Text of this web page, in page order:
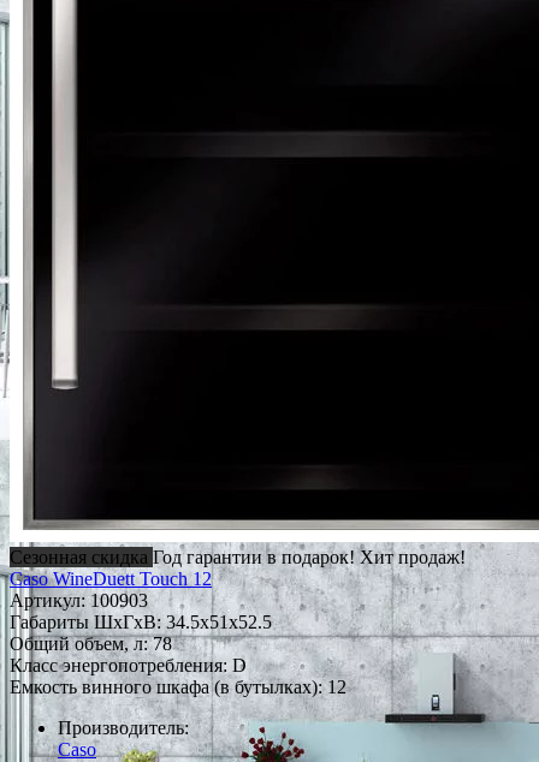
Сезонная скидка Год гарантии в подарок! Хит продаж!
Caso WineDuett Touch 12
Артикул:100903
Габариты ШxГxВ: 34.5x51x52.5
Общий объем, л: 78
Класс энергопотребления: D
Емкость винного шкафа (в бутылках): 12
Производитель:
Caso